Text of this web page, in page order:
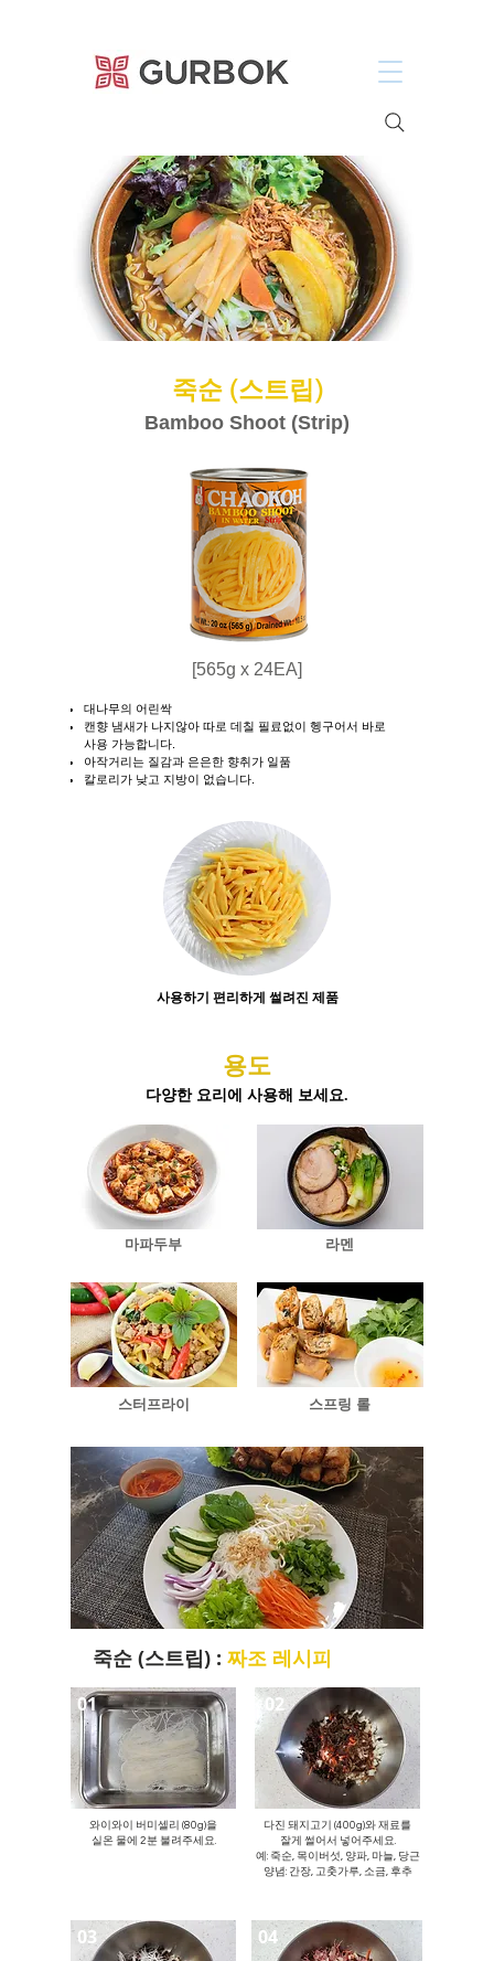
거복푸드
죽순 (스트립)
Bamboo Shoot (Strip)
[565g x 24EA]
대나무의 어린싹
캔향 냄새가 나지않아 따로 데칠 필료없이 헹구어서 바로
사용 가능합니다.
아작거리는 질감과 은은한 향취가 일품
​칼로리가 낮고 지방이 없습니다.
사용하기 편리하게 썰려진 제품
용도
다양한 요리에 사용해 보세요.
마파두부
스터프라이
라멘
스프링 롤
죽순 (스트립) : 짜조 레시피
01
와이와이 버미셀리 (80g)을
​실온 물에 2분 불려주세요.
02
다진 돼지고기 (400g)와 재료를
잘게 썰어서 넣어주세요.
예: 죽순, 목이버섯, 양파, 마늘, 당근
​양념: 간장, 고춧가루, 소금, 후추
03 04